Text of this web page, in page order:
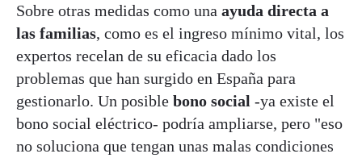
Sobre otras medidas como una ayuda directa a
las familias, como es el ingreso mínimo vital, los
expertos recelan de su eficacia dado los
problemas que han surgido en España para
gestionarlo. Un posible bono social -ya existe el
bono social eléctrico- podría ampliarse, pero "eso
no soluciona que tengan unas malas condiciones